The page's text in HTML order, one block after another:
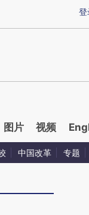
总结而成，可能与原
登
图片 视频
中国改革 专题